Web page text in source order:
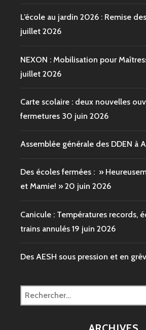
L’école au jardin 2026 : Remise
juillet 2026
NEXON : Mobilisation pour
juillet 2026
Carte scolaire : deux nouvelles
fermetures 30 juin 2026
Assemblée générale des DDEN à
Des écoles fermées : »
et Mamie! » 20 juin 2026
Canicule : Températures records,
trains annulés 19 juin 2026
Des AESH sous pression et en
Rechercher :